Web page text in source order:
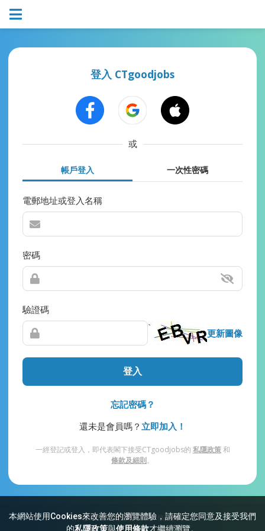
本網站使用Cookies來改善您的瀏覽體驗，請確定您同意及接受我們
的私隱政策與使用條款才繼續瀏覽。
登入 CTgoodjobs
或
帳戶登入 一次性密碼
電郵地址或登入名稱
密碼
驗證碼
更新圖像
登入
忘記密碼？
還未是會員嗎？ 立即加入！
一經登記或登入，即代表閣下接受CTgoodjobs的 私隱政策和
條款及細則。
網站索引 常見問題 私隱 條款及細則